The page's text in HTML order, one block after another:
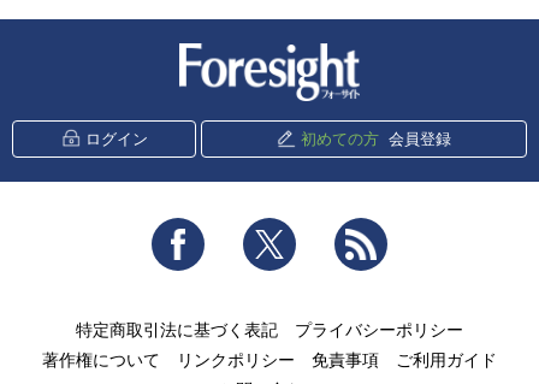
ログイン 初めての方 会員登録
Facebook Twitter
特定商取引法に基づく表記
プライバシーポリシー
著作権について
リンクポリシー 免責事項
ご利用ガイド